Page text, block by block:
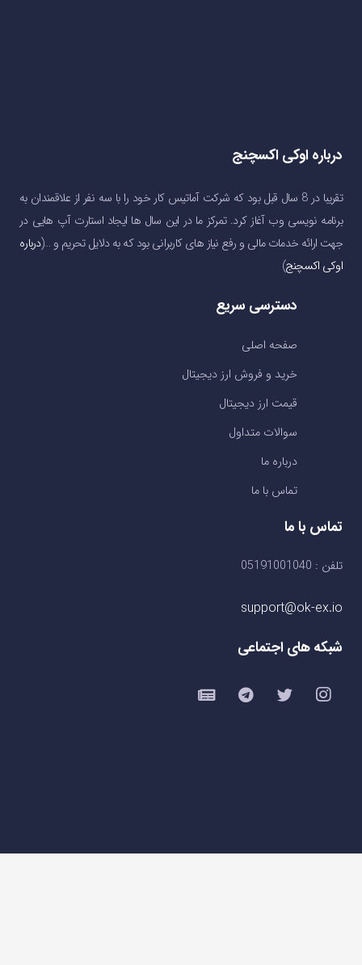
درباره اوکی اکسچنج
تقریبا در 8 سال قبل بود که شرکت آماتیس کار خود را با سه نفر از علاقمندان به
برنامه نویسی وب آغاز کرد. تمرکز ما در این سال ها ایجاد استارت آپ هایی در
جهت ارائه خدمات مالی و رفع نیاز های کاربرانی بود که به دلایل تحریم و …(درباره
اوکی اکسچنج)
دسترسی سریع
صفحه اصلی
خرید و فروش ارز دیجیتال
قیمت ارز دیجیتال
سوالات متداول
درباره ما
تماس با ما
تماس با ما
تلفن : 05191001040
support@ok-ex.io
شبکه های اجتماعی